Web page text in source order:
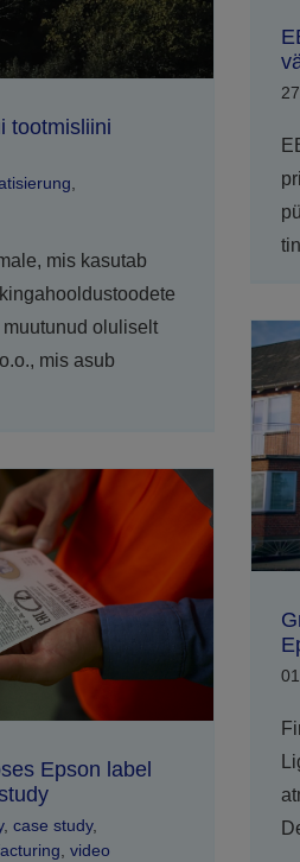
tootmisliini
mis kasutab
oluliselt
mis asub
Epson label
, case study,
, video